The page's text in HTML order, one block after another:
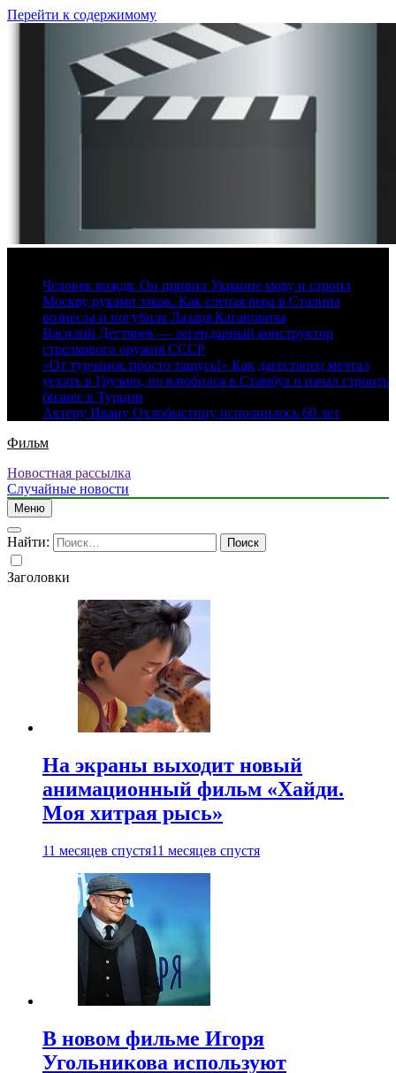
Перейти к содержимому
Человек вождя. Он привил Украине мову и строил
Москву руками зэков. Как слепая вера в Сталина
вознесла и погубила Лазаря Кагановича
Василий Дегтярев — легендарный конструктор
стрелкового оружия СССР
«От турчанок просто тащусь!» Как дагестанец мечтал
уехать в Грузию, но влюбился в Стамбул и начал строить
бизнес в Турции
Актеру Ивану Охлобыстину исполнилось 60 лет
Фильм
Новостная рассылка
Случайные новости
Меню
Найти:
Заголовки
На экраны выходит новый
анимационный фильм «Хайди.
Моя хитрая рысь»
11 месяцев спустя11 месяцев спустя
В новом фильме Игоря
Угольникова используют